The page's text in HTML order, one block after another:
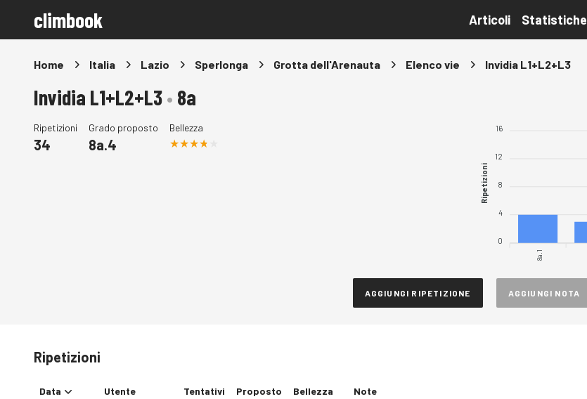
climbook Articoli Statistiche
Home Italia Lazio Sperlonga Grotta dell'Arenauta Elenco vie Invidia L1+L2+L3
Invidia L1+L2+L3• 8a
Ripetizioni
34
Grado proposto
8a.4
Bellezza 16
12
8
4
0
Ripetizioni
8a.1
AGGIUNGI RIPETIZIONE AGGIUNGI NOTA
Ripetizioni
Data Utente Tentativi Proposto Bellezza Note